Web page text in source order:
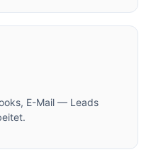
E-Mail — Leads